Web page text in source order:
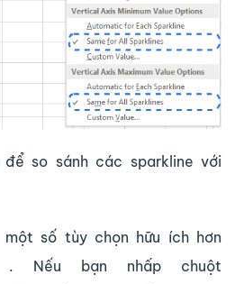
so sánh các sparkline với
số tùy chọn hữu ích hơn
bạn nhấp chuột